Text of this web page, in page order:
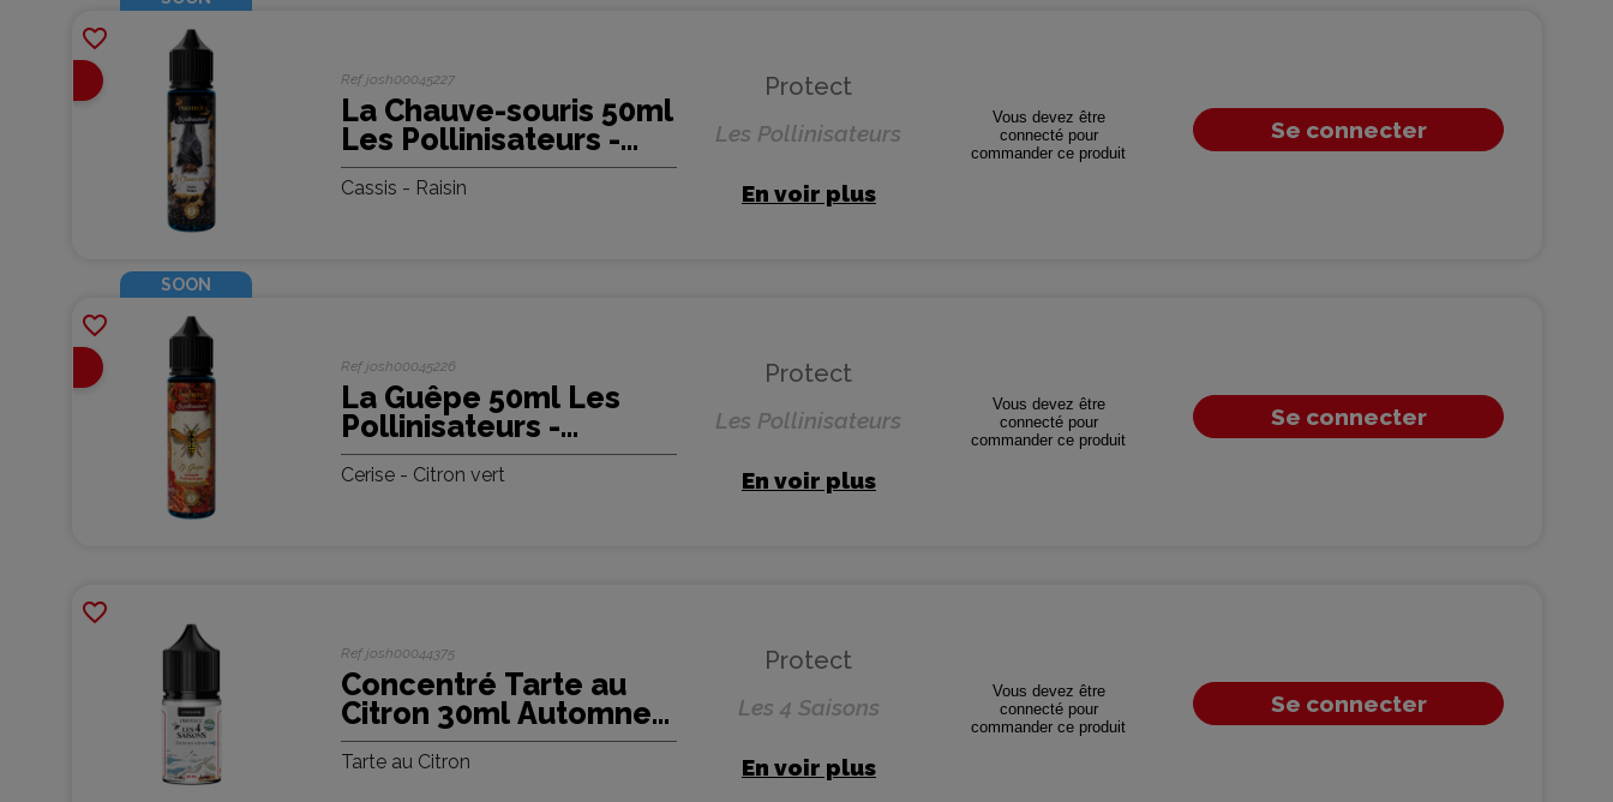
favorite_border
Ref josh00045227
La Chauve-souris 50ml
Les Pollinisateurs -
Protect
Cassis - Raisin
Protect
Les Pollinisateurs
En voir plus
Vous devez être
connecté pour
commander ce produit
Se connecter
SOON
favorite_border
Ref josh00045226
La Guêpe 50ml Les
Pollinisateurs -
Protect
Cerise - Citron vert
Protect
Les Pollinisateurs
En voir plus
Vous devez être
connecté pour
commander ce produit
Se connecter
favorite_border
Ref josh00044375
Concentré Tarte au
Citron 30ml Automne -
Les 4 Saisons - Protect
(5 pièces)
Tarte au Citron
Protect
Les 4 Saisons
En voir plus
Vous devez être
connecté pour
commander ce produit
Se connecter